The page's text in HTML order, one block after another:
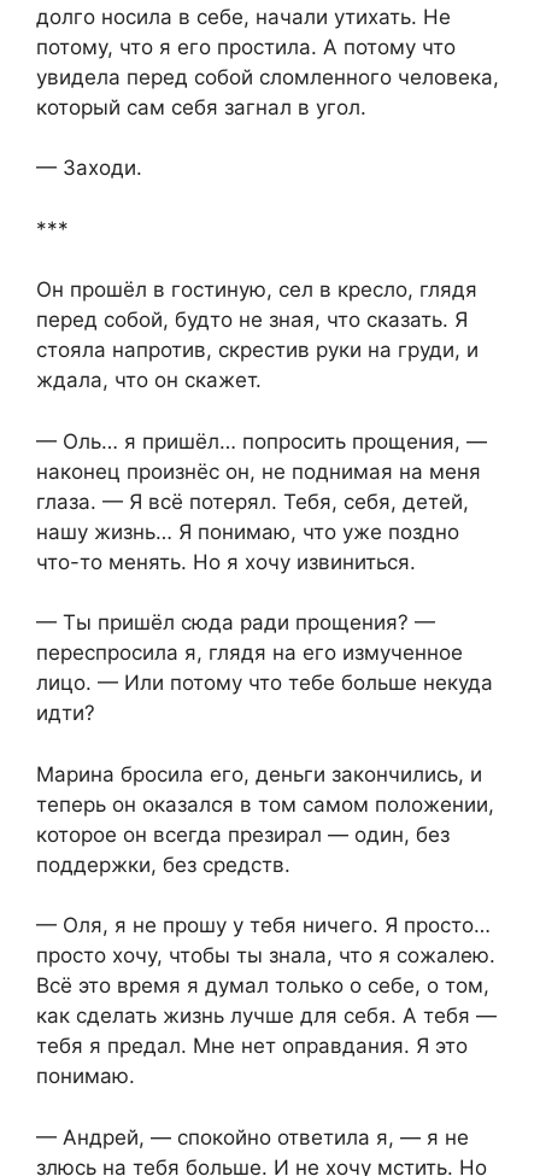
долго носила в себе, начали утихать. Не
потому, что я его простила. А потому что
увидела перед собой сломленного человека,
который сам себя загнал в угол.
— Заходи.
***
Он прошёл в гостиную, сел в кресло, глядя
перед собой, будто не зная, что сказать. Я
стояла напротив, скрестив руки на груди, и
ждала, что он скажет.
— Оль… я пришёл… попросить прощения, —
наконец произнёс он, не поднимая на меня
глаза. — Я всё потерял. Тебя, себя, детей,
нашу жизнь… Я понимаю, что уже поздно
что-то менять. Но я хочу извиниться.
— Ты пришёл сюда ради прощения? —
переспросила я, глядя на его измученное
лицо. — Или потому что тебе больше некуда
идти?
Марина бросила его, деньги закончились, и
теперь он оказался в том самом положении,
которое он всегда презирал — один, без
поддержки, без средств.
— Оля, я не прошу у тебя ничего. Я просто…
просто хочу, чтобы ты знала, что я сожалею.
Всё это время я думал только о себе, о том,
как сделать жизнь лучше для себя. А тебя —
тебя я предал. Мне нет оправдания. Я это
понимаю.
— Андрей, — спокойно ответила я, — я не
злюсь на тебя больше. И не хочу мстить. Но